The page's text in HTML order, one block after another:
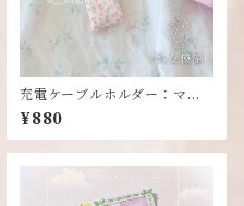
充電ケーブルホルダー：ママ
のハンドメイドシリーズ
¥880